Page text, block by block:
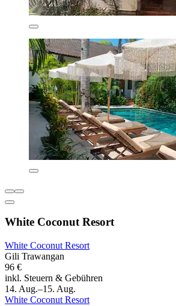
White Coconut Resort
White Coconut Resort
Gili Trawangan
96 €
inkl. Steuern & Gebühren
14. Aug.–15. Aug.
White Coconut Resort